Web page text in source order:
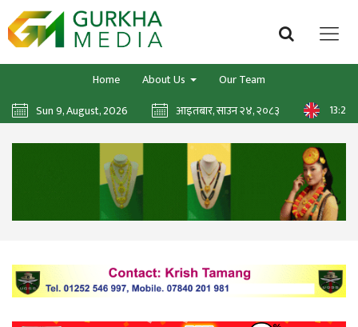
Home About Us
Our Team
Sun 9, August, 2026
आइतबार, साउन २४, २०८३